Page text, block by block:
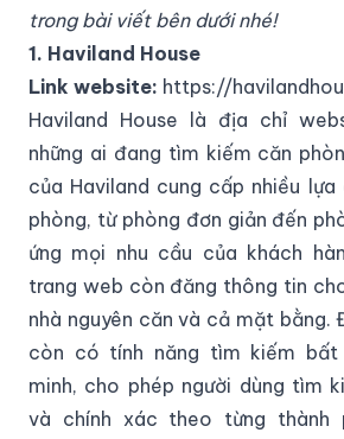
trong bài viết bên dưới nhé!
1. Haviland House
Link website: https://
Haviland House là địa chỉ
những ai đang tìm kiếm căn
của Haviland cung cấp nhiều
phòng, từ phòng đơn giản đến
ứng mọi nhu cầu của khách
trang web còn đăng thông tin
nhà nguyên căn và cả mặt
còn có tính năng tìm kiếm bất
minh, cho phép người dùng tìm
và chính xác theo từng thành